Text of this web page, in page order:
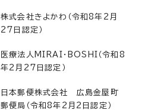
株式会社きよかわ（令和8年2月
27日認定）
医療法人MIRAI・BOSHI（令和8
年2月27日認定）
日本郵便株式会社 広島金屋町
郵便局（令和8年2月2日認定）